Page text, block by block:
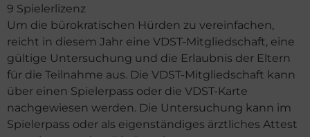
9 Spielerlizenz
Um die bürokratischen Hürden zu vereinfachen,
reicht in diesem Jahr eine VDST-Mitgliedschaft, eine
gültige Untersuchung und die Erlaubnis der Eltern
für die Teilnahme aus. Die VDST-Mitgliedschaft kann
über einen Spielerpass oder die VDST-Karte
nachgewiesen werden. Die Untersuchung kann im
Spielerpass oder als eigenständiges ärztliches Attest